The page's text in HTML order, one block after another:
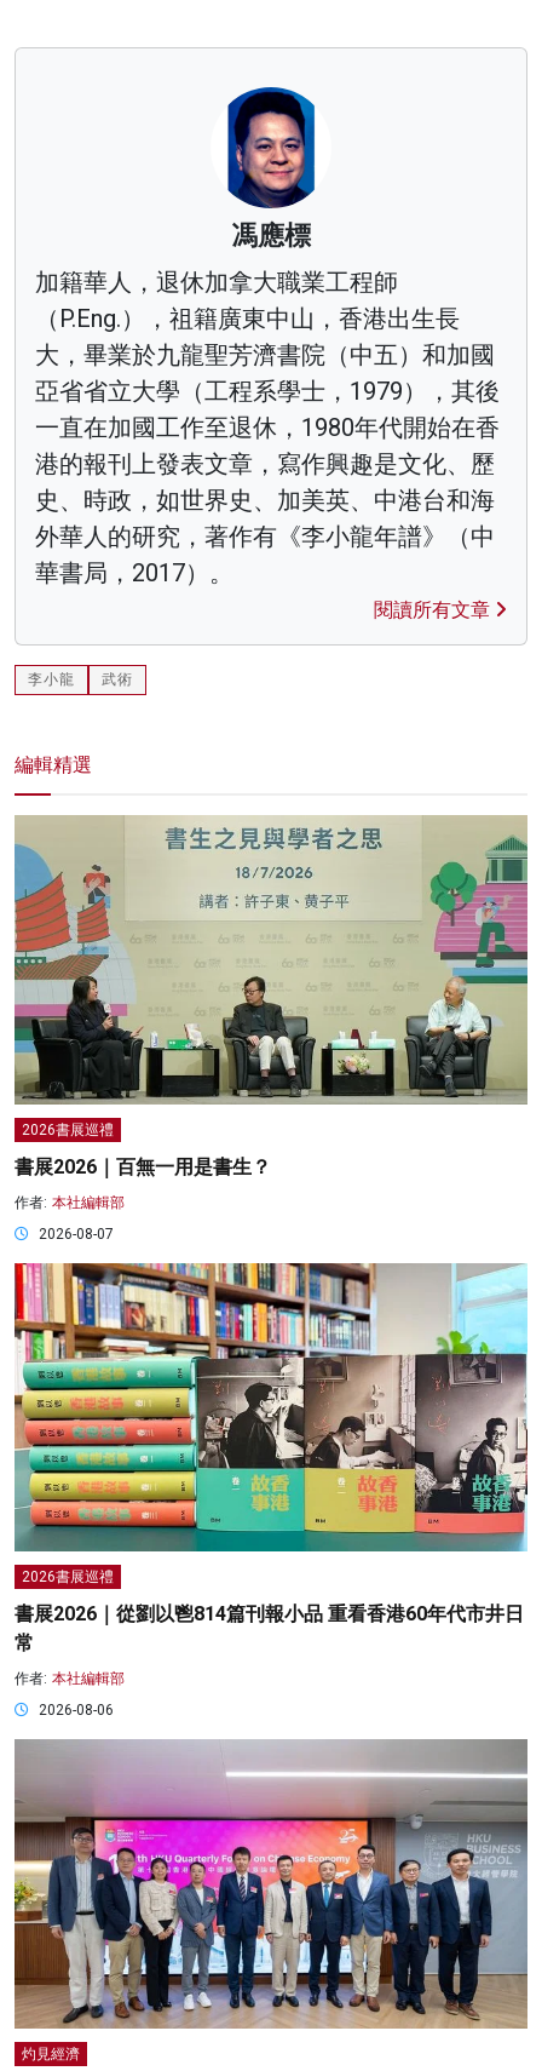
馮應標
加籍華人，退休加拿大職業工程師
（P.Eng.），祖籍廣東中山，香港出生長
大，畢業於九龍聖芳濟書院（中五）和加國
亞省省立大學（工程系學士，1979），其後
一直在加國工作至退休，1980年代開始在香
港的報刊上發表文章，寫作興趣是文化、歷
史、時政，如世界史、加美英、中港台和海
外華人的研究，著作有《李小龍年譜》（中
華書局，2017）。
閱讀所有文章
李小龍 武術
編輯精選
2026書展巡禮
書展2026｜百無一用是書生？
作者: 本社編輯部
2026-08-07
2026書展巡禮
書展2026｜從劉以鬯814篇刊報小品 重看香港60年代市井日
常
作者: 本社編輯部
2026-08-06
灼見經濟